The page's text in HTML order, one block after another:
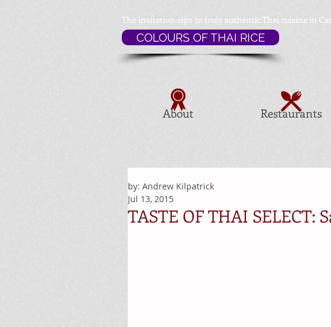
Restaurants
About
The invitation sign to truly authentic Thai cuisine in
COLOURS OF THAI RICE
TASTE OF THAI SELECT:
by: Andrew Kilpatrick
Jul 13, 2015